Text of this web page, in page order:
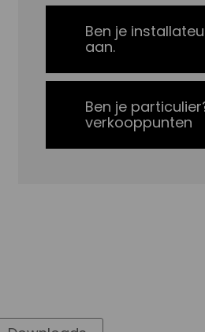
Ben je
aan.
Ben je
verkooppunten